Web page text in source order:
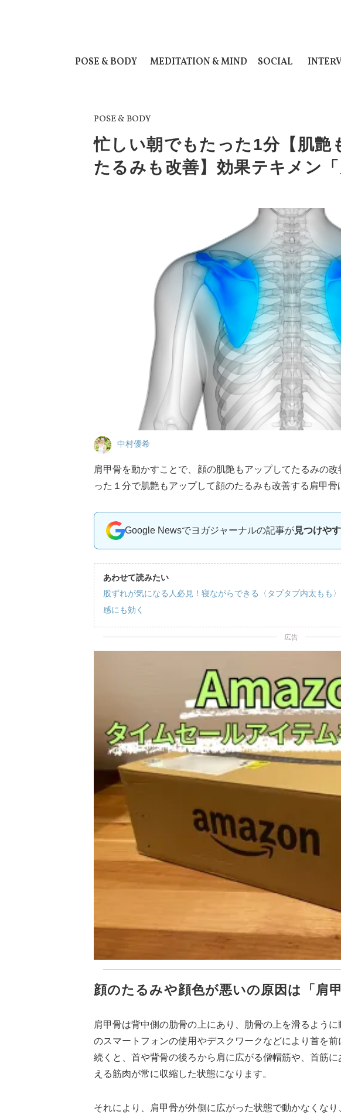
POSE & BODY MEDITATION & MIND SOCIAL
POSE & BODY
忙しい朝でもたった1分【肌艶
たるみも改善】効果テキメン「
中村優希
肩甲骨を動かすことで、顔の肌艶もアップしてたるみの
った１分で肌艶もアップして顔のたるみも改善する肩甲骨
Google Newsでヨガジャーナルの記事が見つけや
あわせて読みたい
股ずれが気になる人必見！寝ながらできる〈タプタプ内太もも
感にも効く
広告
顔のたるみや顔色が悪いの原因は「肩
肩甲骨は背中側の肋骨の上にあり、肋骨の上を滑るよう
のスマートフォンの使用やデスクワークなどにより首を
続くと、首や背骨の後ろから肩に広がる僧帽筋や、首筋
える筋肉が常に収縮した状態になります。
それにより、肩甲骨が外側に広がった状態で動かなくな